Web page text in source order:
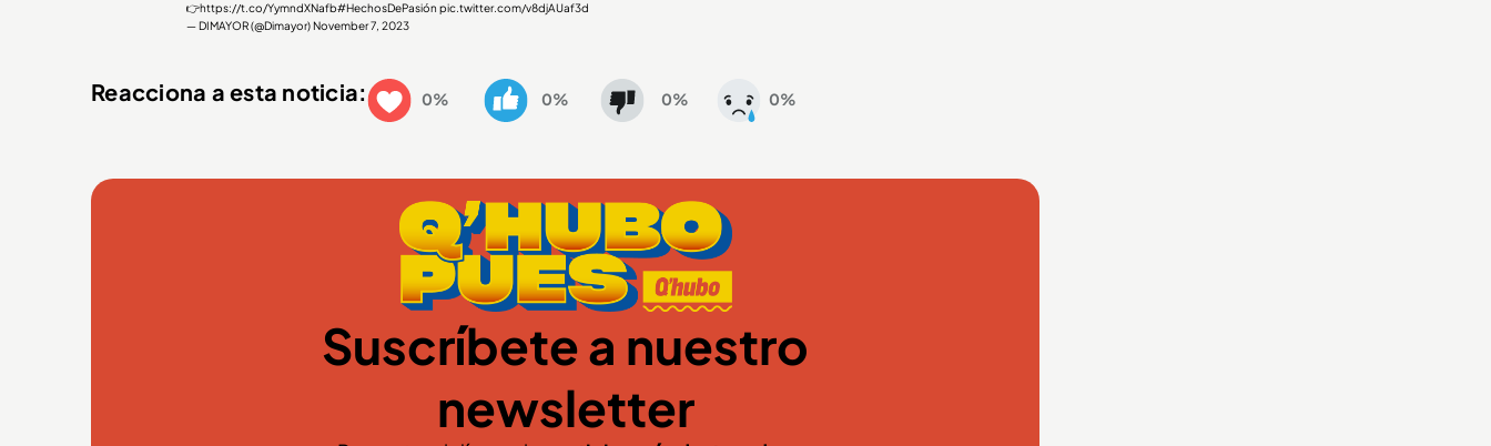
👉https://t.co/YymndXNafb#HechosDePasión pic.twitter.com/v8djAUaf3d
— DIMAYOR (@Dimayor)November 7, 2023
Reacciona a esta noticia: 0% 0% 0% 0%
Suscríbete a nuestro
newsletter